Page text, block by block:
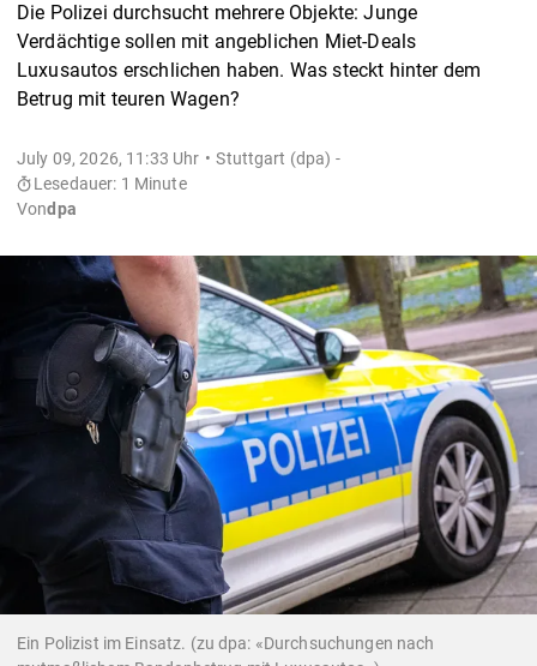
Die Polizei durchsucht mehrere Objekte: Junge
Verdächtige sollen mit angeblichen Miet-Deals
Luxusautos erschlichen haben. Was steckt hinter dem
Betrug mit teuren Wagen?
July 09, 2026, 11:33 Uhr
Stuttgart (dpa) -
Lesedauer: 1 Minute
Vondpa
Ein Polizist im Einsatz. (zu dpa: «Durchsuchungen nach